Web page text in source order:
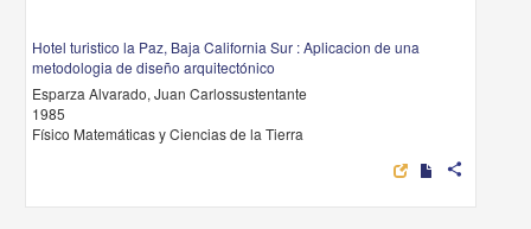
Hotel turistico la Paz, Baja California Sur : Aplicacion de una metodologia
de diseño arquitectónico
Esparza Alvarado, Juan Carlossustentante
1985
Físico Matemáticas y Ciencias de la Tierra